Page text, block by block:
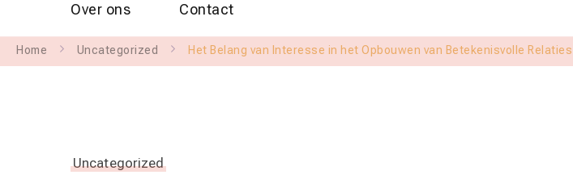
Over ons Contact
Home Uncategorized Het Belang van Interesse in het Opbouwen van Betekenisvolle Relaties
Uncategorized